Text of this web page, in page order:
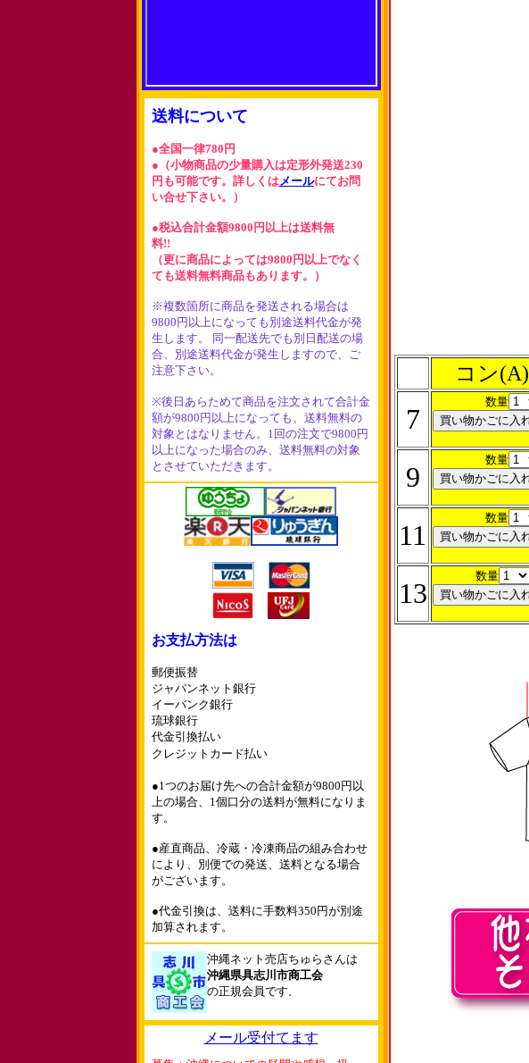
送料について
●全国一律780円
●（小物商品の少量購入は定形外発送230
円も可能です。詳しくはメールにてお問
い合せ下さい。）
●税込合計金額9800円以上は送料無
料!!
（更に商品によっては9800円以上でなく
ても送料無料商品もあります。）
※複数箇所に商品を発送される場合は
9800円以上になっても別途送料代金が発
生します。 同一配送先でも別日配送の場
合、別途送料代金が発生しますので、ご
注意下さい。
※後日あらためて商品を注文されて合計金
額が9800円以上になっても、送料無料の
対象とはなりません。1回の注文で9800円
以上になった場合のみ、送料無料の対象
とさせていただきます。
お支払方法は
郵便振替
ジャパンネット銀行
イーバンク銀行
琉球銀行
代金引換払い
クレジットカード払い
●1つのお届け先への合計金額が9800円以
上の場合、1個口分の送料が無料になりま
す。
●産直商品、冷蔵・冷凍商品の組み合わせ
により、別便での発送、送料となる場合
がございます。
●代金引換は、送料に手数料350円が別途
加算されます。
沖縄ネット売店ちゅらさんは
沖縄県具志川市商工会
の正規会員です。
メール受付てます
コン(A)
7
数量
9
数量
11
数量
13
数量